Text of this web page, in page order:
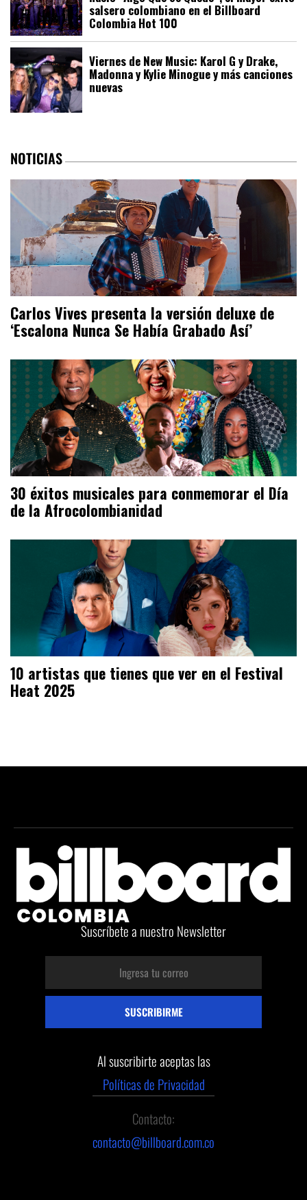
salsero colombiano en el Billboard
Colombia Hot 100
Viernes de New Music: Karol G y Drake,
Madonna y Kylie Minogue y más canciones
nuevas
NOTICIAS
Carlos Vives presenta la versión deluxe de
‘Escalona Nunca Se Había Grabado Así’
30 éxitos musicales para conmemorar el Día
de la Afrocolombianidad
10 artistas que tienes que ver en el Festival
Heat 2025
Suscríbete a nuestro Newsletter
Al suscribirte aceptas las
Políticas de Privacidad
Contacto:
contacto@billboard.com.co